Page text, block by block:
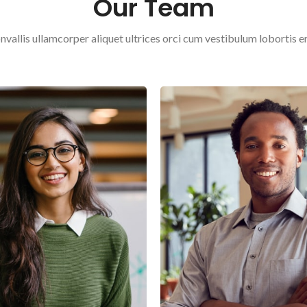
Our Team
ullamcorper aliquet ultrices orci cum vestibulum lobortis